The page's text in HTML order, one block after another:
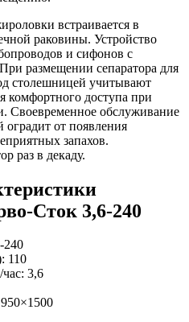
встраивается в
раковины. Устройство
и сифонов с
размещении сепаратора для
столешницей учитывают
комфортного доступа при
Своевременное обслуживание
от появления
запахов.
раз в декаду.
Сток 3,6-240
240
110
3,6